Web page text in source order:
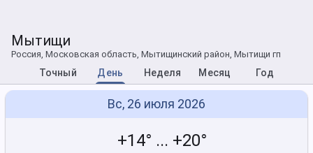
Мытищи
Россия, Московская область, Мытищинский район, Мытищи гп
Точный День Неделя Месяц Год
Вс, 26 июля 2026
+14° ... +20°